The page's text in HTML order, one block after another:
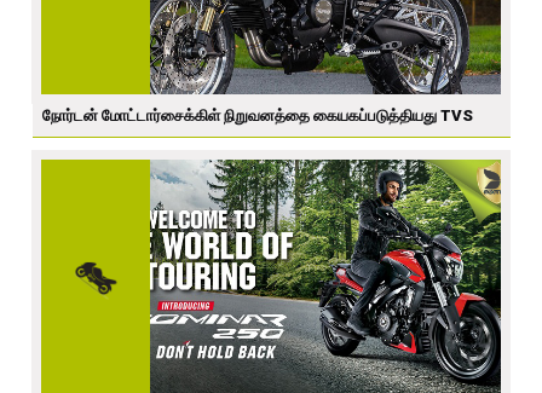
நோர்டன் மோட்டார்சைக்கிள் நிறுவனத்தை கையகப்படுத்தியது TVS